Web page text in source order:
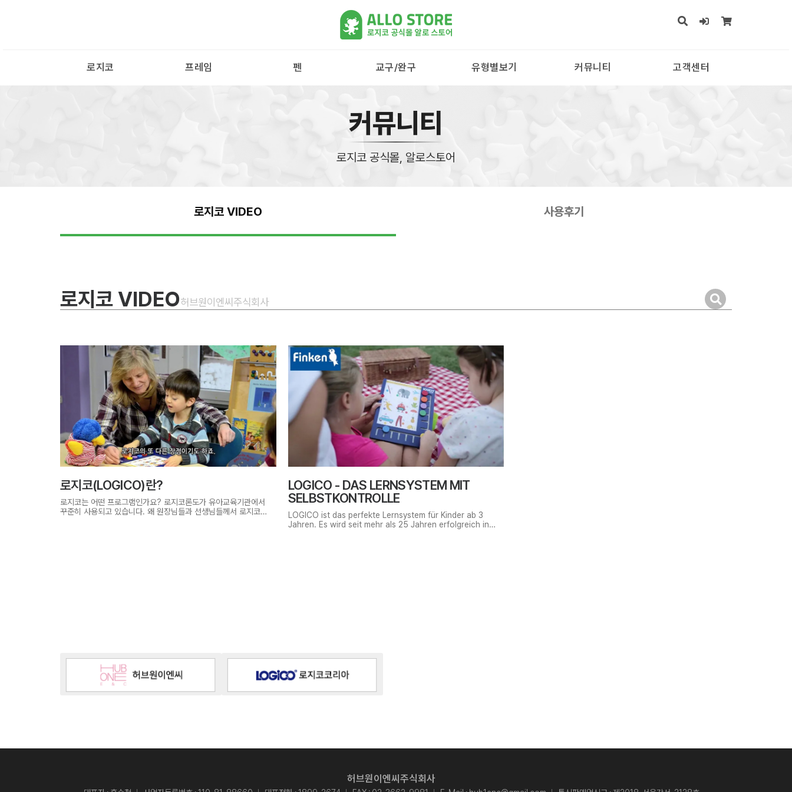
로지코 프레임 펜 교구/완구 유형별보기 커뮤니티 고객센터
커뮤니티
로지코 공식몰, 알로스토어
로지코 VIDEO 사용후기
로지코 VIDEO허브원이엔씨주식회사
로지코(LOGICO)란?
로지코는 어떤 프로그램인가요? 로지코론도가 유아교육기관에서
꾸준히 사용되고 있습니다. 왜 원장님들과 선생님들께서 로지코
LOGICO - DAS LERNSYSTEM MIT
SELBSTKONTROLLE
LOGICO ist das perfekte Lernsystem für Kinder ab 3
Jahren. Es wird seit mehr als 25 Jahren erfolgreich in
허브원이엔씨주식회사